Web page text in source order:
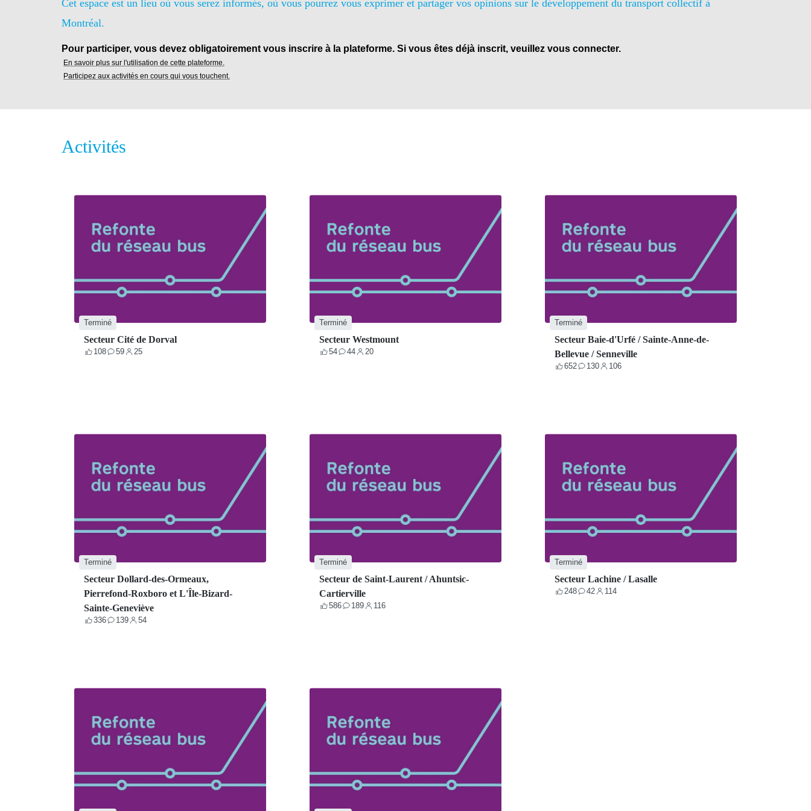
Cet espace est un lieu où vous serez informés, où vous pourrez vous exprimer et partager vos opinions sur le développement du transport collectif à
Montréal.
Pour participer, vous devez obligatoirement vous inscrire à la plateforme. Si vous êtes déjà inscrit, veuillez vous connecter.
En savoir plus sur l'utilisation de cette plateforme.
Participez aux activités en cours qui vous touchent.
Activités
Terminé
Secteur Cité de Dorval
108
Votes 59
Contributions
25
Participants
Terminé
Secteur Westmount
54
Votes 44
Contributions
20
Participants
Terminé
Secteur Baie-d'Urfé / Sainte-Anne-de-
Bellevue / Senneville
652
Votes 130
Contributions
106
Participants
Terminé
Secteur Dollard-des-Ormeaux,
Pierrefond-Roxboro et L'Île-Bizard-
Sainte-Geneviève
336
Votes 139
Contributions
54
Participants
Terminé
Secteur de Saint-Laurent / Ahuntsic-
Cartierville
586
Votes 189
Contributions
116
Participants
Terminé
Secteur Lachine / Lasalle
248
Votes 42
Contributions
114
Participants